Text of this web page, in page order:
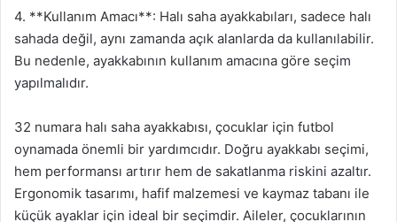
4. **Kullanım Amacı**: Halı saha ayakkabıları, sadece halı
sahada değil, aynı zamanda açık alanlarda da kullanılabilir.
Bu nedenle, ayakkabının kullanım amacına göre seçim
yapılmalıdır.
32 numara halı saha ayakkabısı, çocuklar için futbol
oynamada önemli bir yardımcıdır. Doğru ayakkabı seçimi,
hem performansı artırır hem de sakatlanma riskini azaltır.
Ergonomik tasarımı, hafif malzemesi ve kaymaz tabanı ile
küçük ayaklar için ideal bir seçimdir. Aileler, çocuklarının